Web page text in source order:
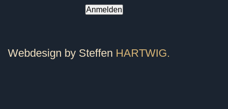
Anmelden
Webdesign by Steffen HARTWIG.